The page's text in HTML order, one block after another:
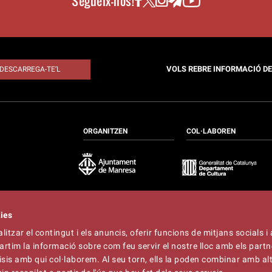
el contingut i els anuncis, oferir funcions de mitjans socials i
la informació sobre com feu servir el nostre lloc amb els
amb qui col·laborem. Al seu torn, ells la poden combinar amb
DESCARREGA-TE’L VOLS REBRE INFORMACIÓ
ORGANITZEN COL·LABOREN